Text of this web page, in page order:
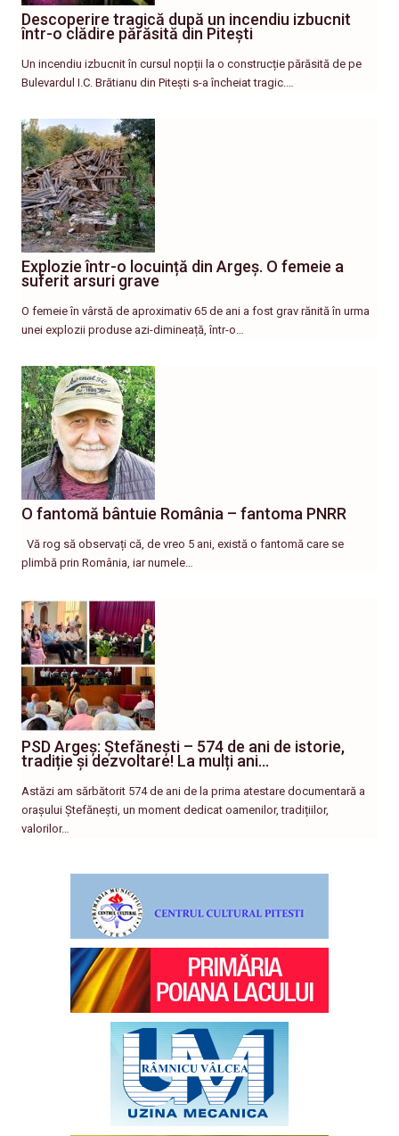
Descoperire tragică după un incendiu izbucnit
într-o clădire părăsită din Pitești
Un incendiu izbucnit în cursul nopții la o construcție părăsită de pe
Bulevardul I.C. Brătianu din Pitești s-a încheiat tragic.…
Explozie într-o locuință din Argeș. O femeie a
suferit arsuri grave
O femeie în vârstă de aproximativ 65 de ani a fost grav rănită în urma
unei explozii produse azi-dimineață, într-o…
O fantomă bântuie România – fantoma PNRR
Vă rog să observați că, de vreo 5 ani, există o fantomă care se
plimbă prin România, iar numele…
PSD Argeș: Ștefănești – 574 de ani de istorie,
tradiție și dezvoltare! La mulți ani…
Astăzi am sărbătorit 574 de ani de la prima atestare documentară a
orașului Ștefănești, un moment dedicat oamenilor, tradițiilor,
valorilor…